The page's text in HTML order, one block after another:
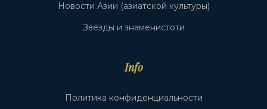
Новости Азии (азиатской культуры)
Звёзды и знаменистоти
Info
Политика конфиденциальности